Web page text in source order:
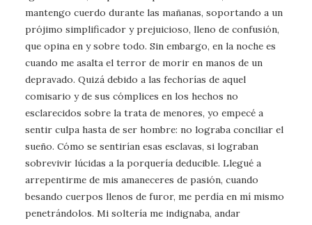
mantengo cuerdo durante las mañanas, soportando a un
prójimo simplificador y prejuicioso, lleno de confusión,
que opina en y sobre todo. Sin embargo, en la noche es
cuando me asalta el terror de morir en manos de un
depravado. Quizá debido a las fechorías de aquel
comisario y de sus cómplices en los hechos no
esclarecidos sobre la trata de menores, yo empecé a
sentir culpa hasta de ser hombre: no lograba conciliar el
sueño. Cómo se sentirían esas esclavas, si lograban
sobrevivir lúcidas a la porquería deducible. Llegué a
arrepentirme de mis amaneceres de pasión, cuando
besando cuerpos llenos de furor, me perdía en mí mismo
penetrándolos. Mi soltería me indignaba, andar